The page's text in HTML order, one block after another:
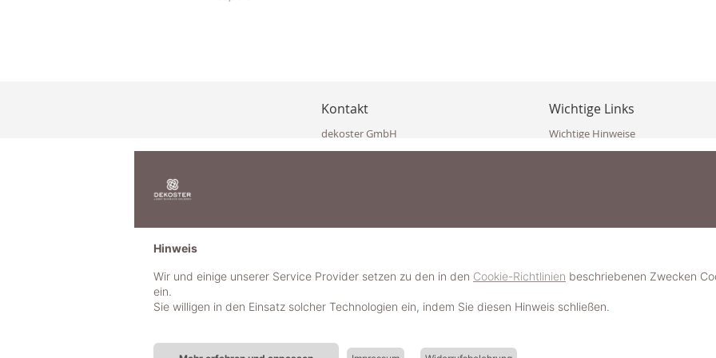
Kontakt
dekoster GmbH
Eisenkappler Str. 10
+43 677 623 47 410 (WhatsApp)
Wichtige Links
Wichtige Hinweise
Häufig gestellte Fragen (FAQ)
Impressum
Schmuckerlebnis / Schmuckparty
Schmuck- & Styleguide werden
Hinweis
Wir und einige unserer Service Provider setzen zu den in den Cookie-Richtlinien beschriebenen Zwecken
ein.
Sie willigen in den Einsatz solcher Technologien ein, indem Sie diesen Hinweis schließen.